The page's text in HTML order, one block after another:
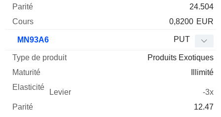
24.504
0,8200 EUR
MN93A6 PUT
Produits Exotiques
Illimité
-3x
12.47